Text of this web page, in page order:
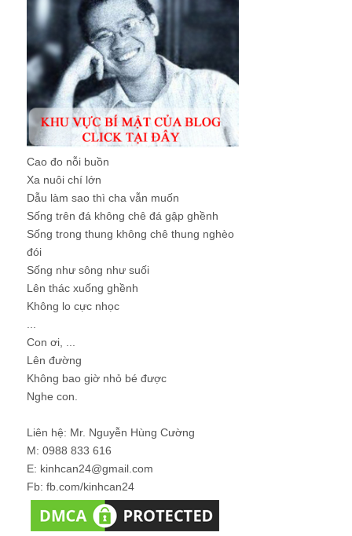
Cao đo nỗi buồn
Xa nuôi chí lớn
Dẫu làm sao thì cha vẫn muốn
Sống trên đá không chê đá gập ghềnh
Sống trong thung không chê thung nghèo
đói
Sống như sông như suối
Lên thác xuống ghềnh
Không lo cực nhọc
Con ơi, ...
Lên đường
Không bao giờ nhỏ bé được
Nghe con.
Liên hệ: Mr. Nguyễn Hùng Cường
M: 0988 833 616
E: kinhcan24@gmail.com
Fb: fb.com/kinhcan24